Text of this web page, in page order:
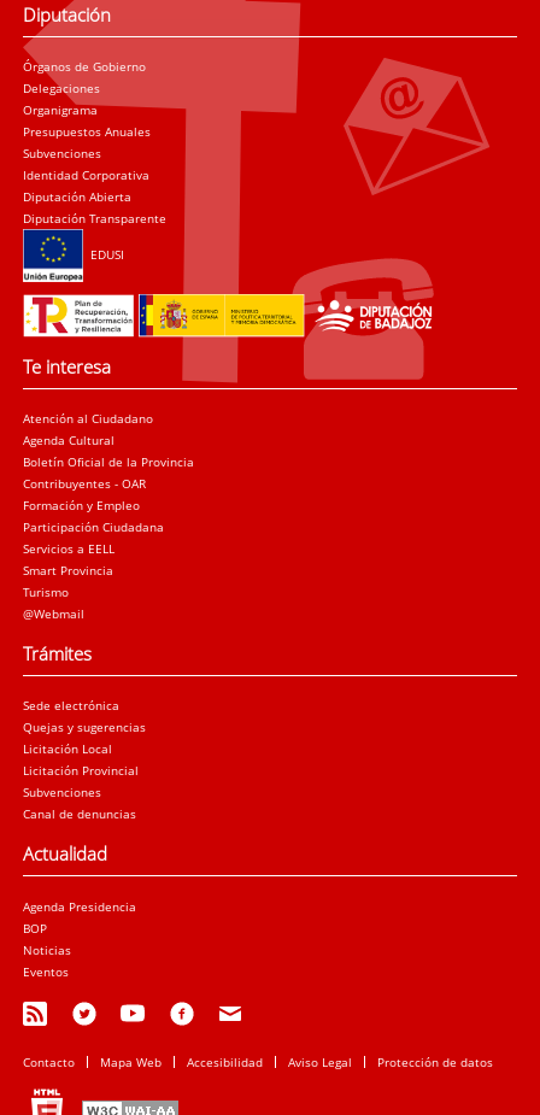
Diputación
Órganos de Gobierno
Delegaciones
Organigrama
Presupuestos Anuales
Subvenciones
Identidad Corporativa
Diputación Abierta
Diputación Transparente
EDUSI
Te interesa
Atención al Ciudadano
Agenda Cultural
Boletín Oficial de la Provincia
Contribuyentes - OAR
Formación y Empleo
Participación Ciudadana
Servicios a EELL
Smart Provincia
Turismo
@Webmail
Trámites
Sede electrónica
Quejas y sugerencias
Licitación Local
Licitación Provincial
Subvenciones
Canal de denuncias
Actualidad
Agenda Presidencia
BOP
Noticias
Eventos
Contacto Mapa Web Accesibilidad Aviso Legal Protección de datos